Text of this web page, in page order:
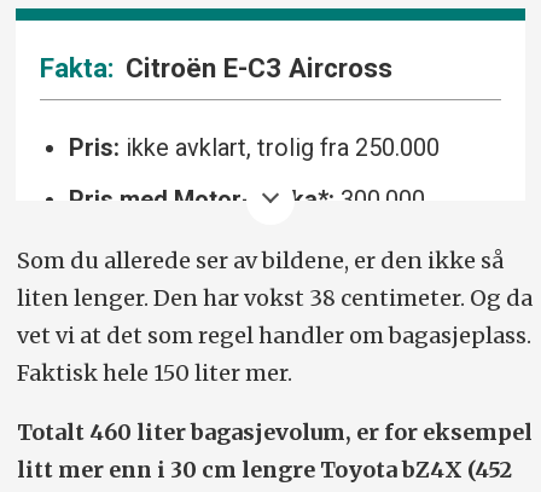
Citroën E-C3 Aircross
Pris: ikke avklart, trolig fra 250.000
Pris med Motor-pakka*: 300.000
Motor/drivlinje:44 kWt batteri, 113
hk/125 Nm, forhjulstrekk, ett-trinns
automat.
Rekkevidde/forbruk (WLTP):
km/18,4 kWt/100 km.
Ladefart: 20-80 prosent på 26 min.
Som du allerede ser av bildene, er den ikke så
liten lenger. Den har vokst 38 centimeter. Og da
vet vi at det som regel handler om bagasjeplass.
Faktisk hele 150 liter mer.
Totalt 460 liter bagasjevolum, er for eksempel
litt mer enn i 30 cm lengre Toyota bZ4X (452